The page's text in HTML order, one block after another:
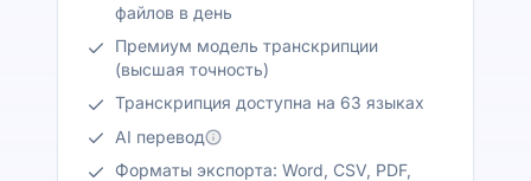
файлов в день
Премиум модель транскрипции
(высшая точность)
Транскрипция доступна на 63 языках
AI перевод
Форматы экспорта: Word, CSV, PDF,